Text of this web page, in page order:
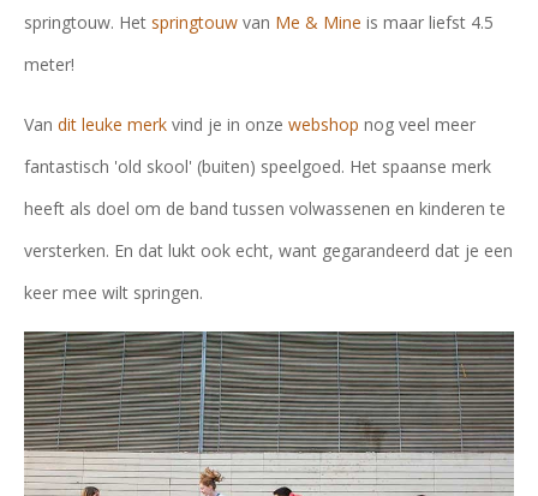
springtouw. Het springtouw van Me & Mine is maar liefst 4.5
meter!
Van dit leuke merk vind je in onze webshop nog veel meer
fantastisch 'old skool' (buiten) speelgoed. Het spaanse merk
heeft als doel om de band tussen volwassenen en kinderen te
versterken. En dat lukt ook echt, want gegarandeerd dat je een
keer mee wilt springen.